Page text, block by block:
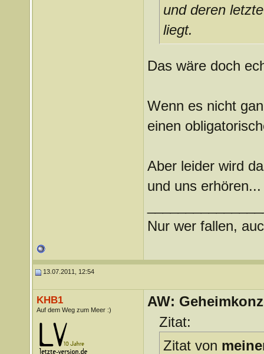
und deren
liegt.
Das wäre doch
Wenn es nicht
einen
Aber leider wird
und uns
Nur wer fallen,
13.07.2011, 12:54
KHB1
Auf dem Weg zum Meer :)
AW:
Zitat:
Zitat von